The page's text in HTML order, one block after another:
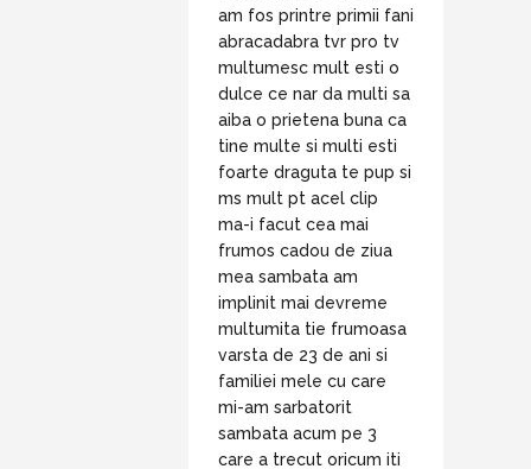
am fos printre primii fani
abracadabra tvr pro tv
multumesc mult esti o
dulce ce nar da multi sa
aiba o prietena buna ca
tine multe si multi esti
foarte draguta te pup si
ms mult pt acel clip
ma-i facut cea mai
frumos cadou de ziua
mea sambata am
implinit mai devreme
multumita tie frumoasa
varsta de 23 de ani si
familiei mele cu care
mi-am sarbatorit
sambata acum pe 3
care a trecut oricum iti